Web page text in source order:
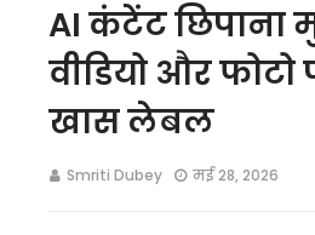
AI कंटेंट छिपाना
वीडियो और
खास लेबल
Smriti Dubey मई 28, 2026